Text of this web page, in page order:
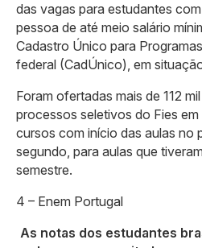
das vagas para estudantes
pessoa de até meio salário
Cadastro Único para
federal (CadÚnico), em
Foram ofertadas mais de 112
processos seletivos do Fies em
cursos com início das aulas no
segundo, para aulas que
semestre.
4 – Enem Portugal
As notas dos estudantes